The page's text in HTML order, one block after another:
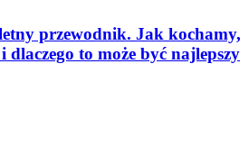
przewodnik. Jak kochamy,
dlaczego to może być najlepszy